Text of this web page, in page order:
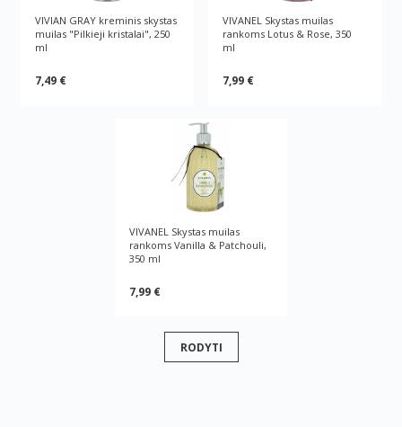
VIVIAN GRAY kreminis skystas
muilas "Pilkieji kristalai", 250
ml
7,49 €
VIVANEL Skystas muilas
rankoms Lotus & Rose, 350
ml
7,99 €
VIVANEL Skystas muilas
rankoms Vanilla & Patchouli,
350 ml
7,99 €
RODYTI